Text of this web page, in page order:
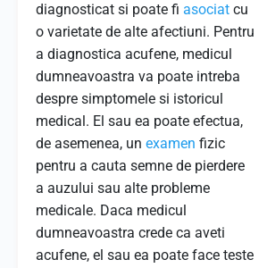
diagnosticat si poate fi asociat cu
o varietate de alte afectiuni. Pentru
a diagnostica acufene, medicul
dumneavoastra va poate intreba
despre simptomele si istoricul
medical. El sau ea poate efectua,
de asemenea, un examen fizic
pentru a cauta semne de pierdere
a auzului sau alte probleme
medicale. Daca medicul
dumneavoastra crede ca aveti
acufene, el sau ea poate face teste